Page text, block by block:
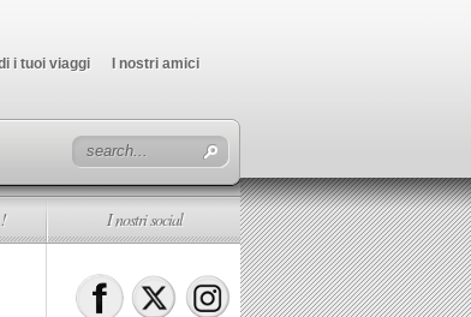
i tuoi viaggi I nostri amici
I nostri social